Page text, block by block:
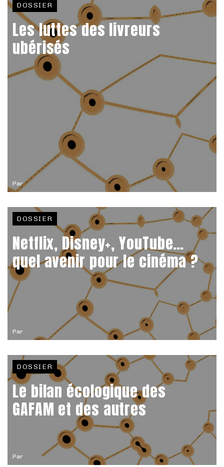
Par
DOSSIER
Les luttes des livreurs
ubérisés
Par
DOSSIER
Netflix, Disney+, YouTube…
quel avenir pour le cinéma ?
Par
DOSSIER
Le bilan écologique des
GAFAM et des autres